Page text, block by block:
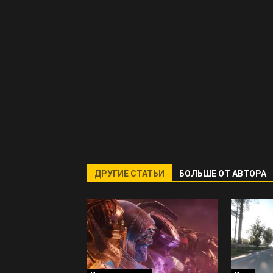
ДРУГИЕ СТАТЬИ БОЛЬШЕ ОТ АВТОРА